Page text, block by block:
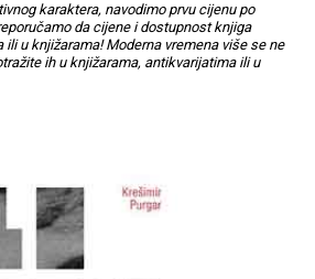
karaktera, navodimo prvu cijenu po
da cijene i dostupnost knjiga
u knjižarama! Moderna vremena više se ne
ih u knjižarama, antikvarijatima ili u